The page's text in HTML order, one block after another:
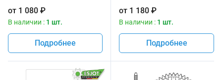
от 1 080 ₽
В наличии : 1 шт.
Подробнее
от 1 180 ₽
В наличии : 1 шт.
Подробнее